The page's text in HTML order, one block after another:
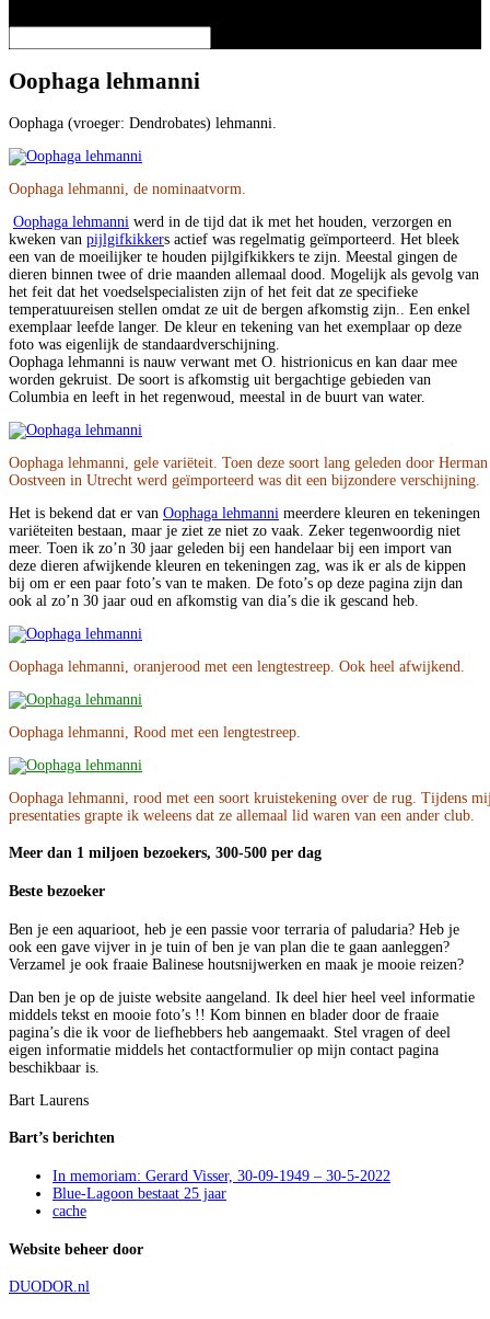
Oophaga lehmanni
Oophaga (vroeger: Dendrobates) lehmanni.
Oophaga lehmanni, de nominaatvorm.
Oophaga lehmanni werd in de tijd dat ik met het houden, verzorgen en
kweken van pijlgifkikkers actief was regelmatig geïmporteerd. Het bleek
een van de moeilijker te houden pijlgifkikkers te zijn. Meestal gingen de
dieren binnen twee of drie maanden allemaal dood. Mogelijk als gevolg van
het feit dat het voedselspecialisten zijn of het feit dat ze specifieke
temperatuureisen stellen omdat ze uit de bergen afkomstig zijn.. Een enkel
exemplaar leefde langer. De kleur en tekening van het exemplaar op deze
foto was eigenlijk de standaardverschijning.
Oophaga lehmanni is nauw verwant met O. histrionicus en kan daar mee
worden gekruist. De soort is afkomstig uit bergachtige gebieden van
Columbia en leeft in het regenwoud, meestal in de buurt van water.
Oophaga lehmanni, gele variëteit. Toen deze soort lang geleden door Herman
Oostveen in Utrecht werd geïmporteerd was dit een bijzondere verschijning.
Het is bekend dat er van Oophaga lehmanni meerdere kleuren en tekeningen
variëteiten bestaan, maar je ziet ze niet zo vaak. Zeker tegenwoordig niet
meer. Toen ik zo’n 30 jaar geleden bij een handelaar bij een import van
deze dieren afwijkende kleuren en tekeningen zag, was ik er als de kippen
bij om er een paar foto’s van te maken. De foto’s op deze pagina zijn dan
ook al zo’n 30 jaar oud en afkomstig van dia’s die ik gescand heb.
Oophaga lehmanni, oranjerood met een lengtestreep. Ook heel afwijkend.
Oophaga lehmanni, Rood met een lengtestreep.
Oophaga lehmanni, rood met een soort kruistekening over de rug. Tijdens
presentaties grapte ik weleens dat ze allemaal lid waren van een ander club.
Meer dan 1 miljoen bezoekers, 300-500 per dag
Beste bezoeker
Ben je een aquarioot, heb je een passie voor terraria of paludaria? Heb je
ook een gave vijver in je tuin of ben je van plan die te gaan aanleggen?
Verzamel je ook fraaie Balinese houtsnijwerken en maak je mooie reizen?
Dan ben je op de juiste website aangeland. Ik deel hier heel veel informatie
middels tekst en mooie foto’s !! Kom binnen en blader door de fraaie
pagina’s die ik voor de liefhebbers heb aangemaakt. Stel vragen of deel
eigen informatie middels het contactformulier op mijn contact pagina
beschikbaar is.
Bart Laurens
Bart’s berichten
In memoriam: Gerard Visser, 30-09-1949 – 30-5-2022
Blue-Lagoon bestaat 25 jaar
cache
Website beheer door
DUODOR.nl